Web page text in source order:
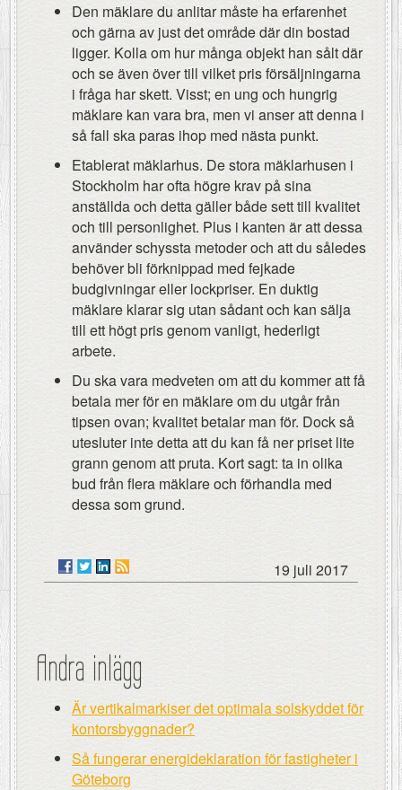
Den mäklare du anlitar måste ha erfarenhet
och gärna av just det område där din bostad
ligger. Kolla om hur många objekt han sålt där
och se även över till vilket pris försäljningarna
i fråga har skett. Visst; en ung och hungrig
mäklare kan vara bra, men vi anser att denna i
så fall ska paras ihop med nästa punkt.
Etablerat mäklarhus. De stora mäklarhusen i
Stockholm har ofta högre krav på sina
anställda och detta gäller både sett till kvalitet
och till personlighet. Plus i kanten är att dessa
använder schyssta metoder och att du således
behöver bli förknippad med fejkade
budgivningar eller lockpriser. En duktig
mäklare klarar sig utan sådant och kan sälja
till ett högt pris genom vanligt, hederligt
arbete.
Du ska vara medveten om att du kommer att få
betala mer för en mäklare om du utgår från
tipsen ovan; kvalitet betalar man för. Dock så
utesluter inte detta att du kan få ner priset lite
grann genom att pruta. Kort sagt: ta in olika
bud från flera mäklare och förhandla med
dessa som grund.
19 juli 2017
Andra inlägg
Är vertikalmarkiser det optimala solskyddet för
kontorsbyggnader?
Så fungerar energideklaration för fastigheter i
Göteborg